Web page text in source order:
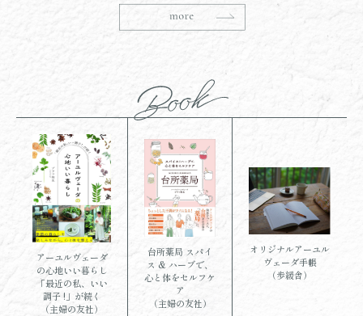
アーユルヴェーダ
の心地いい暮らし
「最近の私、いい
調子 !」が続く
（主婦の友社）
台所薬局 スパイ
ス & ハーブで、
心と体をセルフケ
ア
（主婦の友社）
オリジナルアーユル
ヴェーダ手帳
（歩緩舎）